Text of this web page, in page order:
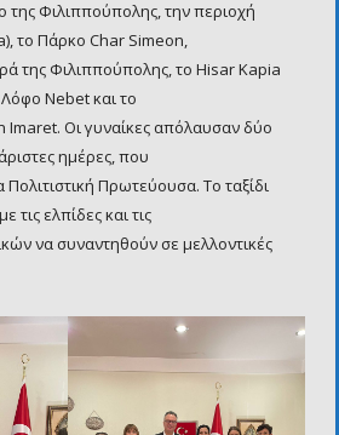
Φιλιππούπολης, την περιοχή
το Πάρκο Char Simeon,
της Φιλιππούπολης, το Hisar Kapia
Nebet και το
Imaret. Οι γυναίκες απόλαυσαν δύο
ημέρες, που
Πρωτεύουσα. Το ταξίδι
τις ελπίδες και τις
να συναντηθούν σε μελλοντικές